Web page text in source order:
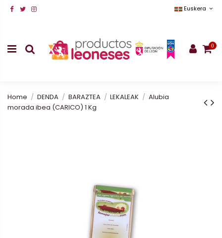
Euskera
0
Home DENDA BARAZTEA LEKALEAK
Alubia
morada ibea (CARICO) 1 Kg